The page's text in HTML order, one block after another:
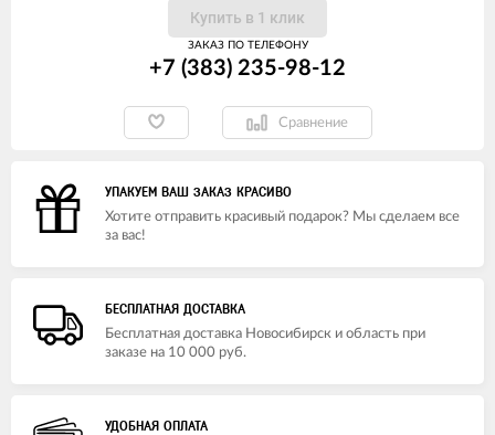
Купить в 1 клик
ЗАКАЗ ПО ТЕЛЕФОНУ
+7 (383) 235-98-12
Сравнение
УПАКУЕМ ВАШ ЗАКАЗ КРАСИВО
Хотите отправить красивый подарок? Мы сделаем все
за вас!
БЕСПЛАТНАЯ ДОСТАВКА
Бесплатная доставка Новосибирск и область при
заказе на 10 000 руб.
УДОБНАЯ ОПЛАТА